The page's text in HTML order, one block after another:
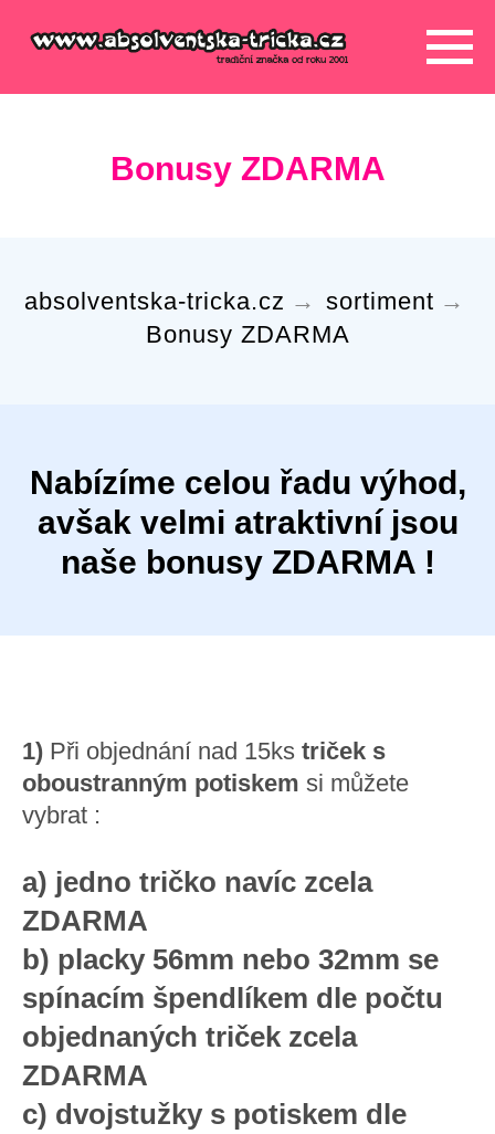
Bonusy ZDARMA
absolventska-tricka.cz → sortiment →
Bonusy ZDARMA
Nabízíme celou řadu výhod,
avšak velmi atraktivní jsou
naše bonusy ZDARMA !
1) Při objednání nad 15ks triček s
oboustranným potiskem si můžete
vybrat :
a) jedno tričko navíc zcela
ZDARMA
b) placky 56mm nebo 32mm se
spínacím špendlíkem dle počtu
objednaných triček zcela
ZDARMA
c) dvojstužky s potiskem dle